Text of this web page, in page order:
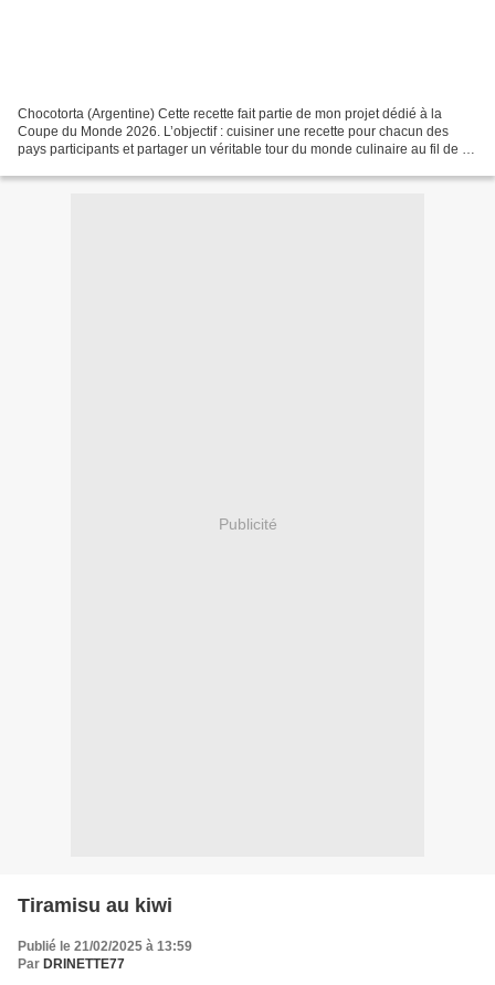
Chocotorta (Argentine) Cette recette fait partie de mon projet dédié à la
Coupe du Monde 2026. L’objectif : cuisiner une recette pour chacun des
pays participants et partager un véritable tour du monde culinaire au fil de la
Publicité
Tiramisu au kiwi
Publié le 21/02/2025 à 13:59
Par DRINETTE77